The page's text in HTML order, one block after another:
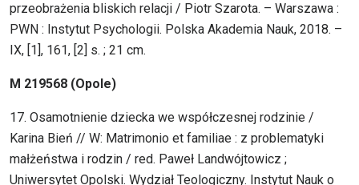
przeobrażenia bliskich relacji / Piotr Szarota. – Warszawa :
PWN : Instytut Psychologii. Polska Akademia Nauk, 2018. –
IX, [1], 161, [2] s. ; 21 cm.
M 219568 (Opole)
17. Osamotnienie dziecka we współczesnej rodzinie /
Karina Bień // W: Matrimonio et familiae : z problematyki
małżeństwa i rodzin / red. Paweł Landwójtowicz ;
Uniwersytet Opolski. Wydział Teologiczny. Instytut Nauk o